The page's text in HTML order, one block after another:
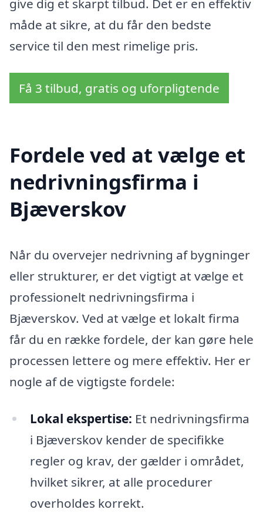
give dig et skarpt tilbud. Det er en effektiv
måde at sikre, at du får den bedste
service til den mest rimelige pris.
Få 3 tilbud, gratis og uforpligtende
Fordele ved at vælge et
nedrivningsfirma i
Bjæverskov
Når du overvejer nedrivning af bygninger
eller strukturer, er det vigtigt at vælge et
professionelt nedrivningsfirma i
Bjæverskov. Ved at vælge et lokalt firma
får du en række fordele, der kan gøre hele
processen lettere og mere effektiv. Her er
nogle af de vigtigste fordele:
Lokal ekspertise: Et nedrivningsfirma
i Bjæverskov kender de specifikke
regler og krav, der gælder i området,
hvilket sikrer, at alle procedurer
overholdes korrekt.